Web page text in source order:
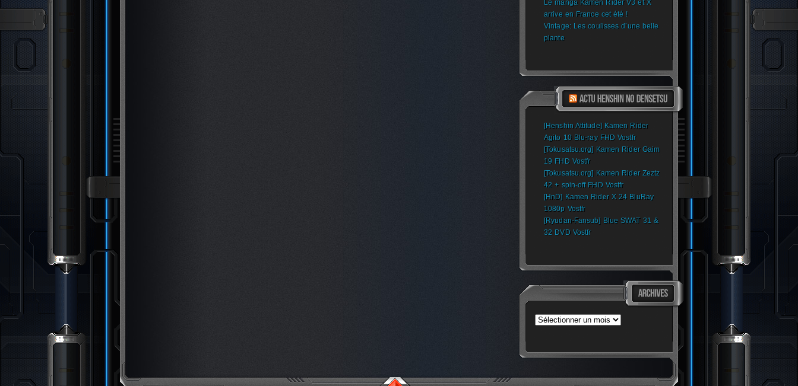
Le manga Kamen Rider V3 et X
arrive en France cet été !
Vintage: Les coulisses d’une belle
plante
[Henshin Attitude] Kamen Rider
Agito 10 Blu-ray FHD Vostfr
[Tokusatsu.org] Kamen Rider Gaim
19 FHD Vostfr
[Tokusatsu.org] Kamen Rider Zeztz
42 + spin-off FHD Vostfr
[HnD] Kamen Rider X 24 BluRay
1080p Vostfr
[Ryudan-Fansub] Blue SWAT 31 &
32 DVD Vostfr
Archives